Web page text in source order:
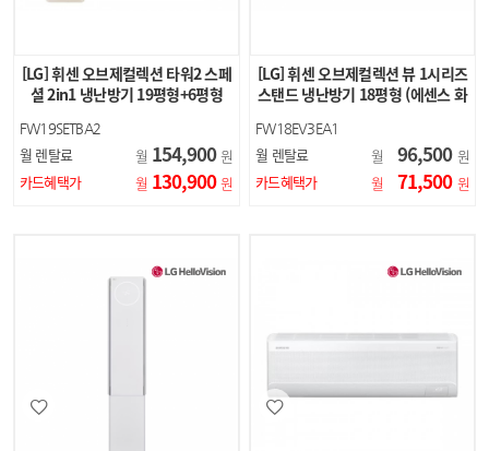
[LG] 휘센 오브제컬렉션 타워2 스페
셜 2in1 냉난방기 19평형+6평형
FW19SETBA2
월 렌탈료 월 154,900 원
카드혜택가
월 130,900 원
[LG] 휘센 오브제컬렉션 뷰 1시리즈
스탠드 냉난방기 18평형 (에센스 화
FW18EV3EA1
월 렌탈료 월 96,500 원
카드혜택가
월 71,500 원